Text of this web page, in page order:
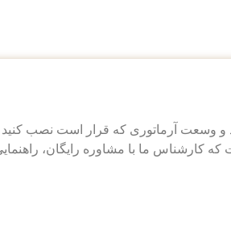
آرماتوری که قرار است نصب کنید
کارشناس ما با مشاوره رایگان،